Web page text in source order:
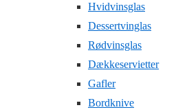
Hvidvinsglas
Dessertvinglas
Rødvinsglas
Dækkeservietter
Gafler
Bordknive